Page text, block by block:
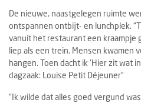
De nieuwe, naastgelegen ruimte
ontspannen ontbijt- en lunchplek.
vanuit het restaurant een kraampje
liep als een trein. Mensen kwamen
hangen. Toen dacht ik ‘Hier zit wat
dagzaak: Louise Petit Déjeuner”
“Ik wilde dat alles goed vergund